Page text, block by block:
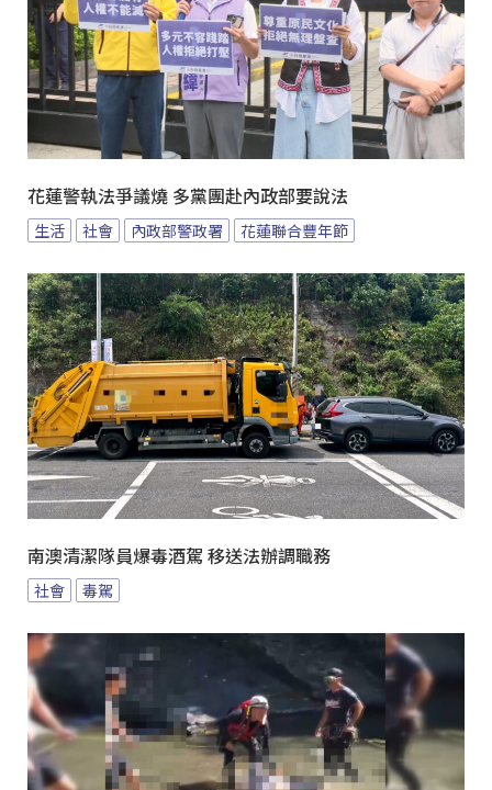
花蓮警執法爭議燒 多黨團赴內政部要說法
生活 社會 內政部警政署 花蓮聯合豐年節
南澳清潔隊員爆毒酒駕 移送法辦調職務
社會 毒駕